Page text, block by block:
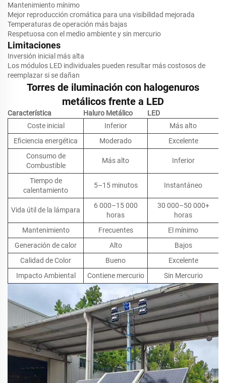
Mantenimiento mínimo
Mejor reproducción cromática para una visibilidad mejorada
Temperaturas de operación más bajas
Respetuosa con el medio ambiente y sin mercurio
Limitaciones
Inversión inicial más alta
Los módulos LED individuales pueden resultar más costosos de
reemplazar si se dañan
Torres de iluminación con halogenuros
metálicos frente a LED
Característica Haluro Metálico
LED
Coste inicial
Inferior
Más alto
Eficiencia energética
Moderado
Excelente
Consumo de
Combustible
Más alto Inferior
Tiempo de
calentamiento
5–15 minutos Instantáneo
Vida útil de la lámpara
6 000–15 000
horas
30 000–50 000+
horas
Mantenimiento
Frecuentes
El mínimo
Generación de calor
Alto
Bajos
Calidad de Color
Bueno
Excelente
Impacto Ambiental
Contiene mercurio Sin Mercurio